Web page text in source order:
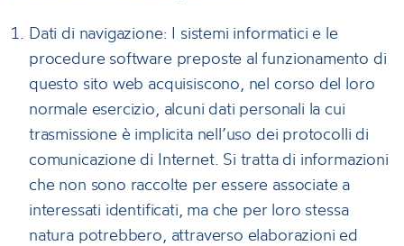
Dati di navigazione: I sistemi informatici e le
procedure software preposte al funzionamento di
questo sito web acquisiscono, nel corso del loro
normale esercizio, alcuni dati personali la cui
trasmissione è implicita nell’uso dei protocolli di
comunicazione di Internet. Si tratta di informazioni
che non sono raccolte per essere associate a
interessati identificati, ma che per loro stessa
natura potrebbero, attraverso elaborazioni ed